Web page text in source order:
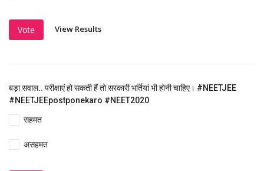
Vote View Results
बड़ा सवाल.. परीक्षाएं हो सकती हैं तो सरकारी भर्तियां भी होनी चाहिए। #NEETJEE
#NEETJEEpostponekaro #NEET2020
सहमत
असहमत